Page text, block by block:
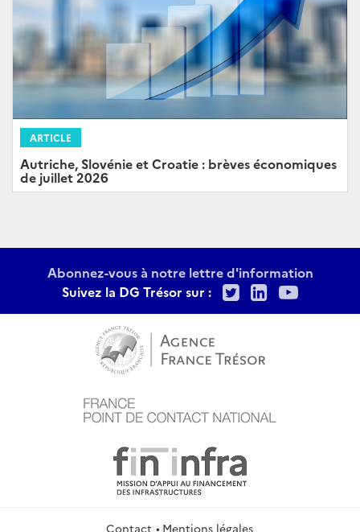
ARTICLE
Autriche, Slovénie et Croatie : brèves économiques
de juillet 2026
Abonnez-vous à notre lettre d'information
Suivez la DG Trésor sur :
TwitterLinkedIn
Contact Mentions légales